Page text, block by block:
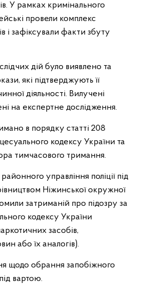
У рамках кримінального
провели комплекс
і зафіксували факти збуту
дій було виявлено та
які підтверджують її
діяльності. Вилучені
на експертне дослідження.
в порядку статті 208
кодексу України та
тимчасового тримання.
управління поліції під
Ніжинської окружної
затриманій про підозру за
кодексу України
засобів,
або їх аналогів).
щодо обрання запобіжного
вартою.